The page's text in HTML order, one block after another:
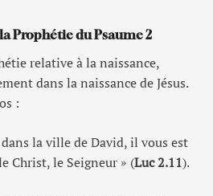
Prophétie du Psaume 2
relative à la naissance,
dans la naissance de Jésus.
:
dans la ville de David, il vous est
Christ, le Seigneur » (Luc 2.11).